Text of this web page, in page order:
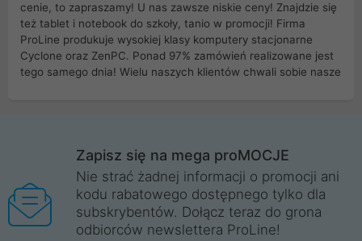
cenie, to zapraszamy! U nas zawsze niskie ceny! Znajdzie się
też tablet i notebook do szkoły, tanio w promocji! Firma
ProLine produkuje wysokiej klasy komputery stacjonarne
Cyclone oraz ZenPC. Ponad 97% zamówień realizowane jest
tego samego dnia! Wielu naszych klientów chwali sobie nasze
Wrocław, Poznań, Legnica, Katowice, Gliwice, Kalisz, Bytom,
Trzebnica, Opole. Szybka i profesjonalna obsługa!
ProLine to polska firma ze 100% polskim kapitałem. Działamy
legalnie i płacimy podatki w naszym kraju! Posiadamy siedzibę
główną w Mirkowie oraz salony na terenie kraju. Cała
Zapisz się na mega proMOCJE
Nie strać żadnej informacji o promocji ani
kodu rabatowego dostępnego tylko dla
subskrybentów. Dołącz teraz do grona
odbiorców newslettera ProLine!